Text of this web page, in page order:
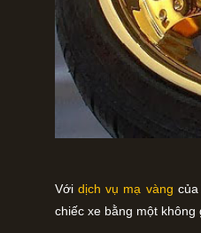
Với dịch vụ mạ vàng
chiếc xe bằng một